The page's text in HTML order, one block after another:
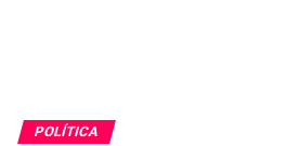
POLÍTICA